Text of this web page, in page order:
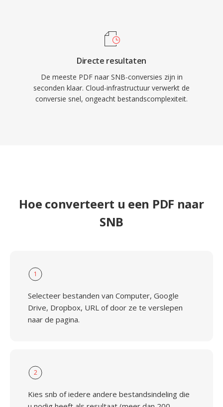
Directe resultaten
De meeste PDF naar SNB-conversies zijn in
seconden klaar. Cloud-infrastructuur verwerkt de
conversie snel, ongeacht bestandscomplexiteit.
Hoe converteert u een PDF naar
SNB
1
Selecteer bestanden van Computer, Google
Drive, Dropbox, URL of door ze te verslepen
naar de pagina.
2
Kies snb of iedere andere bestandsindeling die